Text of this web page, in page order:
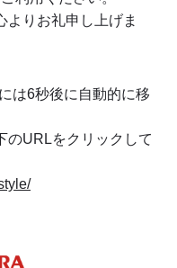
よりお礼申し上げま
は6秒後に自動的に移
のURLをクリックして